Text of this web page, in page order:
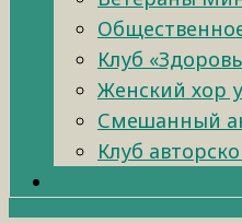
Клуб
Женский хор
Смешанный
Клуб